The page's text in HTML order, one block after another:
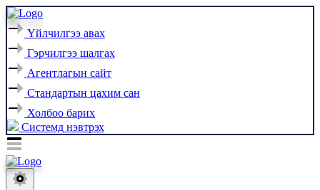
Үйлчилгээ авах
Гэрчилгээ шалгах
Агентлагын сайт
Стандартын цахим сан
Холбоо барих
Системд нэвтрэх